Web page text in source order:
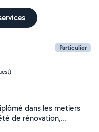
Particulier
dans les metiers